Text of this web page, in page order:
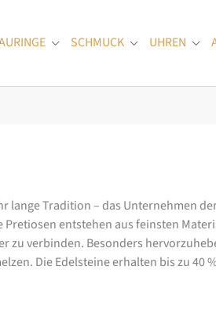
for "Verlobungsringe"
Submenu for "Trauringe"
SCHMUCK Submenu for
UHREN
lange Tradition – das Unternehmen
entstehen aus feinsten
zu verbinden. Besonders
Die Edelsteine erhalten bis zu